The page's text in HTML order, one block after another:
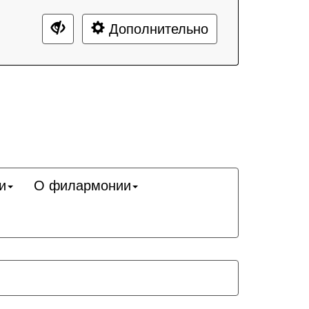
Дополнительно
О филармонии